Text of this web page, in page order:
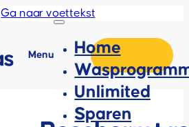
Ga naar voettekst
Menu
Home
Unlimited
Sparen